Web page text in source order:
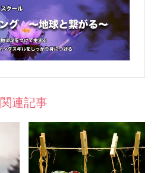
関連記事